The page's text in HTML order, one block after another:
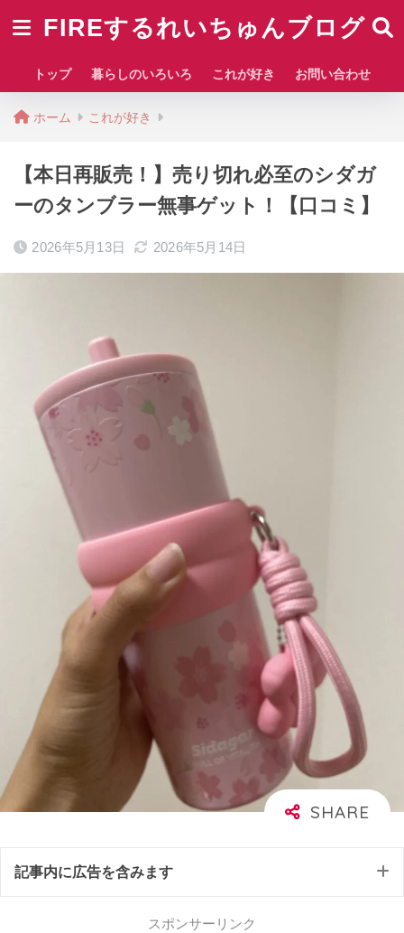
FIREするれいちゅんブログ
トップ 暮らしのいろいろ これが好き お問い合わせ
ホーム これが好き
【本日再販売！】売り切れ必至のシダガ
ーのタンブラー無事ゲット！【口コミ】
2026年5月13日 2026年5月14日
記事内に広告を含みます
スポンサーリンク